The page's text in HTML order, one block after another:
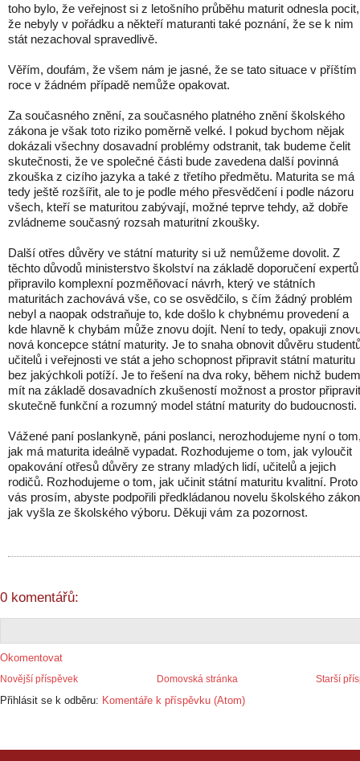
toho bylo, že veřejnost si z letošního průběhu maturit odnesla pocit,
že nebyly v pořádku a někteří maturanti také poznání, že se k nim
stát nezachoval spravedlivě.
Věřím, doufám, že všem nám je jasné, že se tato situace v příštím
roce v žádném případě nemůže opakovat.
Za současného znění, za současného platného znění školského
zákona je však toto riziko poměrně velké. I pokud bychom nějak
dokázali všechny dosavadní problémy odstranit, tak budeme čelit
skutečnosti, že ve společné části bude zavedena další povinná
zkouška z cizího jazyka a také z třetího předmětu. Maturita se má
tedy ještě rozšířit, ale to je podle mého přesvědčení i podle názoru
všech, kteří se maturitou zabývají, možné teprve tehdy, až dobře
zvládneme současný rozsah maturitní zkoušky.
Další otřes důvěry ve státní maturity si už nemůžeme dovolit. Z
těchto důvodů ministerstvo školství na základě doporučení expertů
připravilo komplexní pozměňovací návrh, který ve státních
maturitách zachovává vše, co se osvědčilo, s čím žádný problém
nebyl a naopak odstraňuje to, kde došlo k chybnému provedení a
kde hlavně k chybám může znovu dojít. Není to tedy, opakuji
nová koncepce státní maturity. Je to snaha obnovit důvěru
učitelů i veřejnosti ve stát a jeho schopnost připravit státní maturitu
bez jakýchkoli potíží. Je to řešení na dva roky, během nichž
mít na základě dosavadních zkušeností možnost a prostor připravit
skutečně funkční a rozumný model státní maturity do budoucnosti.
Vážené paní poslankyně, páni poslanci, nerozhodujeme nyní o
jak má maturita ideálně vypadat. Rozhodujeme o tom, jak vyloučit
opakování otřesů důvěry ze strany mladých lidí, učitelů a jejich
rodičů. Rozhodujeme o tom, jak učinit státní maturitu kvalitní. Proto
vás prosím, abyste podpořili předkládanou novelu školského
jak vyšla ze školského výboru. Děkuji vám za pozornost.
0 komentářů:
Okomentovat
Novější příspěvek Starší
Domovská stránka
Přihlásit se k odběru: Komentáře k příspěvku (Atom)